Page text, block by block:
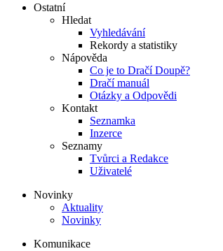
Ostatní
Hledat
Vyhledávání
Rekordy a statistiky
Nápověda
Co je to Dračí Doupě?
Dračí manuál
Otázky a Odpovědi
Kontakt
Seznamka
Inzerce
Seznamy
Tvůrci a Redakce
Uživatelé
Novinky
Aktuality
Novinky
Komunikace